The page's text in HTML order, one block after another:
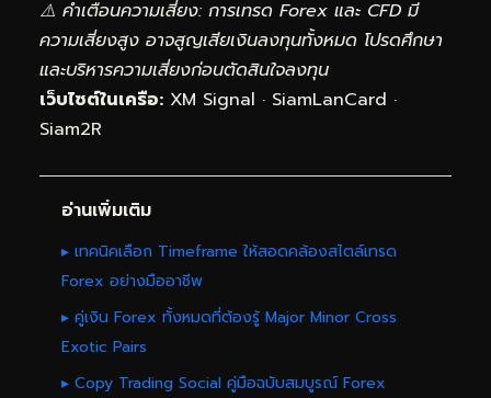
⚠️ คำเตือนความเสี่ยง: การเทรด Forex และ CFD มี
ความเสี่ยงสูง อาจสูญเสียเงินลงทุนทั้งหมด โปรดศึกษา
และบริหารความเสี่ยงก่อนตัดสินใจลงทุน
เว็บไซต์ในเครือ: XM Signal · SiamLanCard ·
Siam2R
อ่านเพิ่มเติม
▸ เทคนิคเลือก Timeframe ให้สอดคล้องสไตล์เทรด
Forex อย่างมืออาชีพ
▸ คู่เงิน Forex ทั้งหมดที่ต้องรู้ Major Minor Cross
Exotic Pairs
▸ Copy Trading Social คู่มือฉบับสมบูรณ์ Forex